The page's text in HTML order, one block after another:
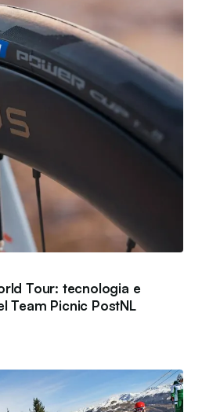
Tour: tecnologia e
Team Picnic PostNL